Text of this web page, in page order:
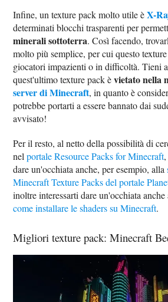
Infine, un texture pack molto utile èX-
determinati blocchi trasparenti per
minerali sottoterra. Così facendo,
molto più semplice, per cui questo
giocatori impazienti o in difficoltà. Tieni
quest'ultimo texture pack èvietato nella
server di Minecraft, in quanto è
potrebbe portarti a essere bannato dai
avvisato!
Per il resto, al netto della possibilità di
nelportale Resource Packs for Minecraft
dare un'occhiata anche, per esempio, alla
Minecraft Texture Packs del portale
inoltre interessarti dare un'occhiata
come installare le shaders su Minecraft.
Migliori texture pack: Minecraft